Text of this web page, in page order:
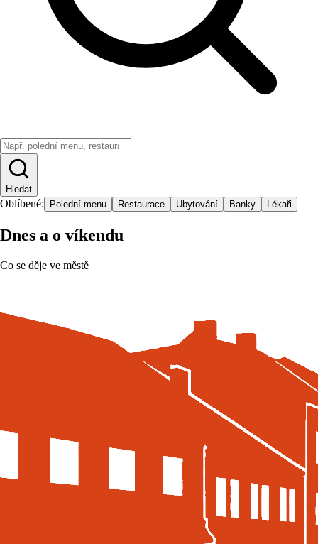
Hledat
Oblíbené: Polední menu Restaurace Ubytování Banky Lékaři
Dnes a o víkendu
Co se děje ve městě